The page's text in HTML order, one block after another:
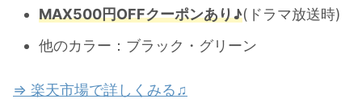
MAX500円OFFクーポンあり♪(ドラマ放送時)
他のカラー：ブラック・グリーン
⇒ 楽天市場で詳しくみる♫